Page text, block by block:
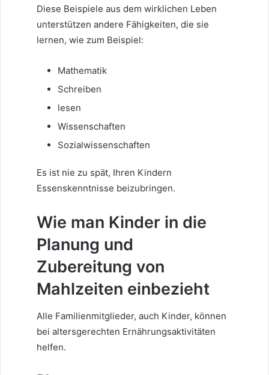
Diese Beispiele aus dem wirklichen Leben
unterstützen andere Fähigkeiten, die sie
lernen, wie zum Beispiel:
Mathematik
Schreiben
lesen
Wissenschaften
Sozialwissenschaften
Es ist nie zu spät, Ihren Kindern
Essenskenntnisse beizubringen.
Wie man Kinder in die
Planung und
Zubereitung von
Mahlzeiten einbezieht
Alle Familienmitglieder, auch Kinder, können
bei altersgerechten Ernährungsaktivitäten
helfen.